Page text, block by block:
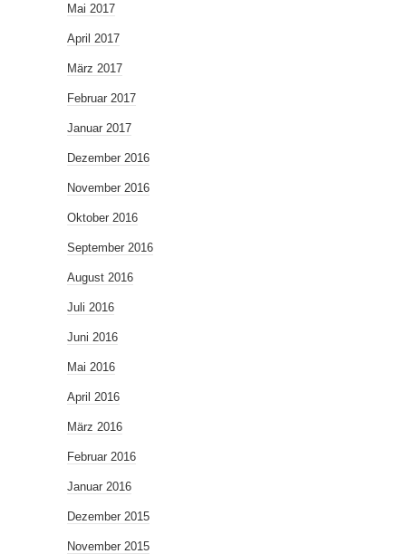
Mai 2017
April 2017
März 2017
Februar 2017
Januar 2017
Dezember 2016
November 2016
Oktober 2016
September 2016
August 2016
Juli 2016
Juni 2016
Mai 2016
April 2016
März 2016
Februar 2016
Januar 2016
Dezember 2015
November 2015